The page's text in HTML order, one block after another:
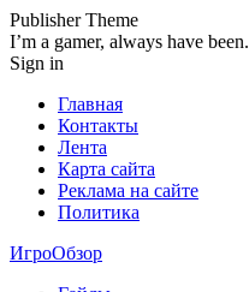
Publisher Theme
I’m a gamer, always have been.
Sign in
Главная
Контакты
Лента
Карта сайта
Реклама на сайте
Политика
ИгроОбзор